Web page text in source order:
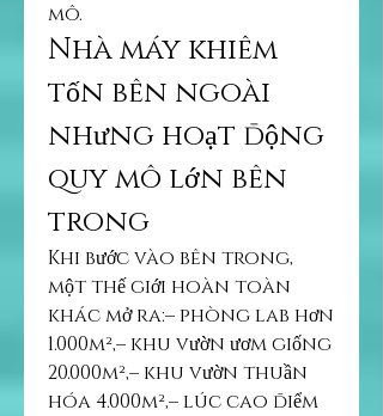
mô.
Nhà máy khiêm
tốn bên ngoài
nhưng hoạt động
quy mô lớn bên
trong
Khi bước vào bên trong,
một thế giới hoàn toàn
khác mở ra:– phòng lab hơn
1.000m²,– khu vườn ươm giống
20.000m²,– khu vườn thuần
hóa 4.000m²,– lúc cao điểm